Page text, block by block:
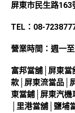
屏東市民生路163
TEL ： 08-
營業時間：週一至
富邦當舖 │屏東當
款 │屏東流當品 │
東當鋪
屏東汽機
│里港當舖 │鹽埔